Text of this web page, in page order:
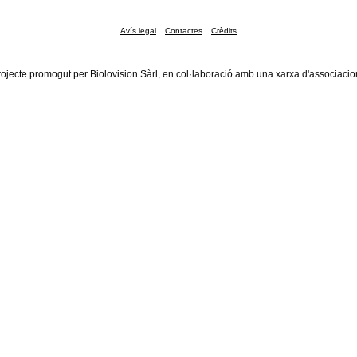
Avís legal Contactes Crèdits
promogut per Biolovision Sàrl, en col·laboració amb una xarxa